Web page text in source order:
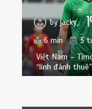
byjacky
6 min
3
Việt Nam –
“lính đánh